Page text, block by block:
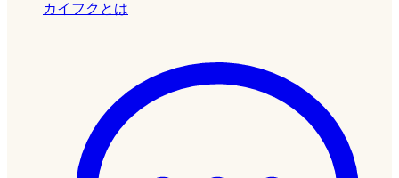
カイフクとは